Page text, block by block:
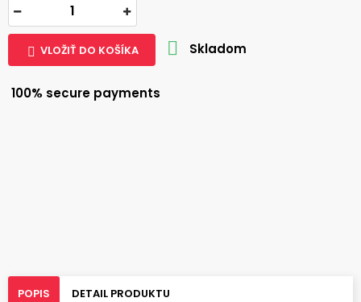
 VLOŽIŤ DO KOŠÍKA  Skladom
100% secure payments
POPIS DETAIL PRODUKTU